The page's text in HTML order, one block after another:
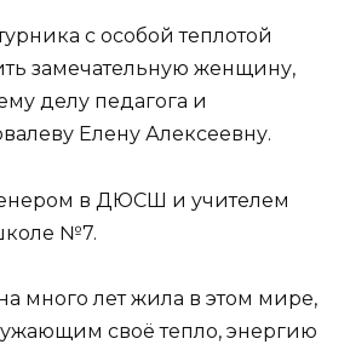
с особой теплотой
замечательную женщину,
делу педагога и
Елену Алексеевну.
в ДЮСШ и учителем
№7.
много лет жила в этом мире,
своё тепло, энергию